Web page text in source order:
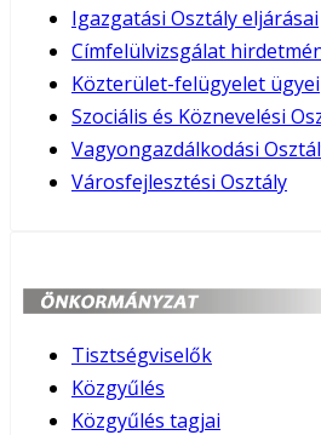
Igazgatási Osztály eljárásai
Címfelülvizsgálat
Közterület-felügyelet ügyei
Szociális és Köznevelési
Vagyongazdálkodási
Városfejlesztési Osztály
Tisztségviselők
Közgyűlés
Közgyűlés tagjai